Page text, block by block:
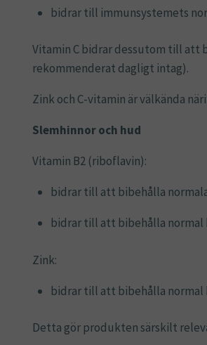
bidrar till immunsystemets
Vitamin C bidrar dessutom till att
rekommenderat dagligt intag).
Zink och C-vitamin är välkända
Slemhinnor och hud
Vitamin B2 (riboflavin):
bidrar till att bibehålla
bidrar till att bibehålla normal
Zink:
bidrar till att bibehålla normal
Detta gör produkten särskilt